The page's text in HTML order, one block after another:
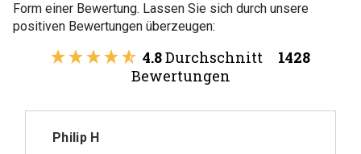
Form einer Bewertung. Lassen Sie sich durch unsere
positiven Bewertungen überzeugen:
4.8Durchschnitt
1428
Bewertungen
Philip H